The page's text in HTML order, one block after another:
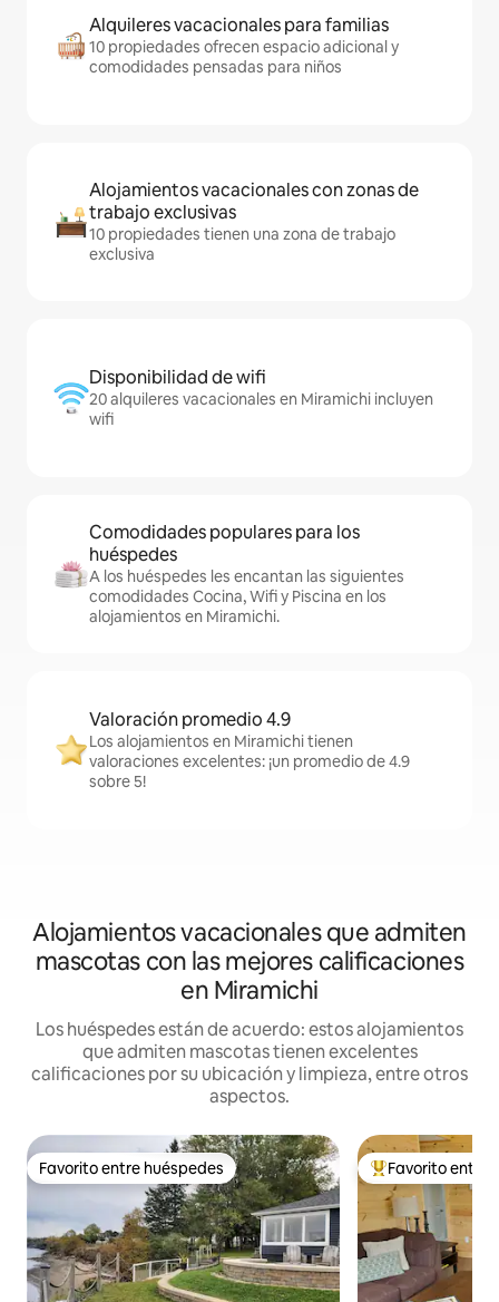
Alquileres vacacionales para familias
10 propiedades ofrecen espacio adicional y
comodidades pensadas para niños
Alojamientos vacacionales con zonas de
trabajo exclusivas
10 propiedades tienen una zona de trabajo
exclusiva
Disponibilidad de wifi
20 alquileres vacacionales en Miramichi incluyen
wifi
Comodidades populares para los
huéspedes
A los huéspedes les encantan las siguientes
comodidades Cocina, Wifi y Piscina en los
alojamientos en Miramichi.
Valoración promedio 4.9
Los alojamientos en Miramichi tienen
valoraciones excelentes: ¡un promedio de 4.9
sobre 5!
Alojamientos vacacionales que admiten
mascotas con las mejores calificaciones
en Miramichi
Los huéspedes están de acuerdo: estos alojamientos
que admiten mascotas tienen excelentes
calificaciones por su ubicación y limpieza, entre otros
aspectos.
Favorito entre huéspedes
Favorito entre huéspedes Favorito entre
Favorito entre